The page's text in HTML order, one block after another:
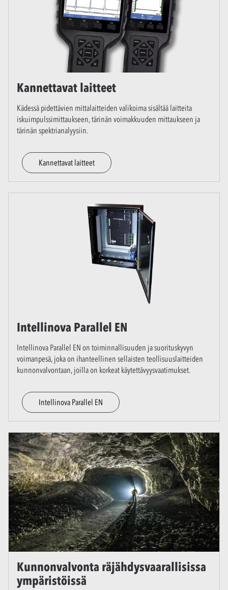
Kannettavat laitteet
Kädessä pidettävien mittalaitteiden valikoima sisältää laitteita
iskuimpulssimittaukseen, tärinän voimakkuuden mittaukseen ja
tärinän spektrianalyysiin.
Kannettavat laitteet
Intellinova Parallel EN
Intellinova Parallel EN on toiminnallisuuden ja suorituskyvyn
voimanpesä, joka on ihanteellinen sellaisten teollisuuslaitteiden
kunnonvalvontaan, joilla on korkeat käytettävyysvaatimukset.
Intellinova Parallel EN
Kunnonvalvonta räjähdysvaarallisissa
ympäristöissä